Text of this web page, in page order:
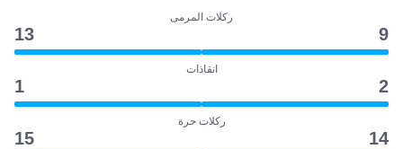
ركلات المرمى
9
13
انقاذات
2
1
ركلات حرة
14
15